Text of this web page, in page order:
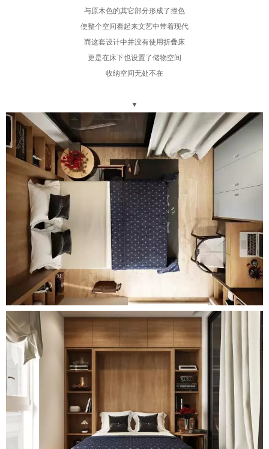
与原木色的其它部分形成了撞色
使整个空间看起来文艺中带着现代
而这套设计中并没有使用折叠床
更是在床下也设置了储物空间
收纳空间无处不在
▼